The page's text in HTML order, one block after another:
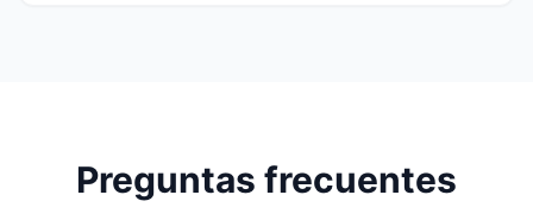
Preguntas frecuentes